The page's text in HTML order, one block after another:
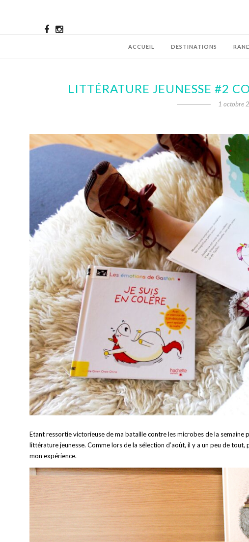
ACCUEIL DESTINATIONS
LITTÉRATURE JEUNESSE #2
1 octobre
Etant ressortie victorieuse de ma bataille contre les microbes de la
littérature jeunesse. Comme lors de la sélection d’août, il y a un peu de
mon expérience.